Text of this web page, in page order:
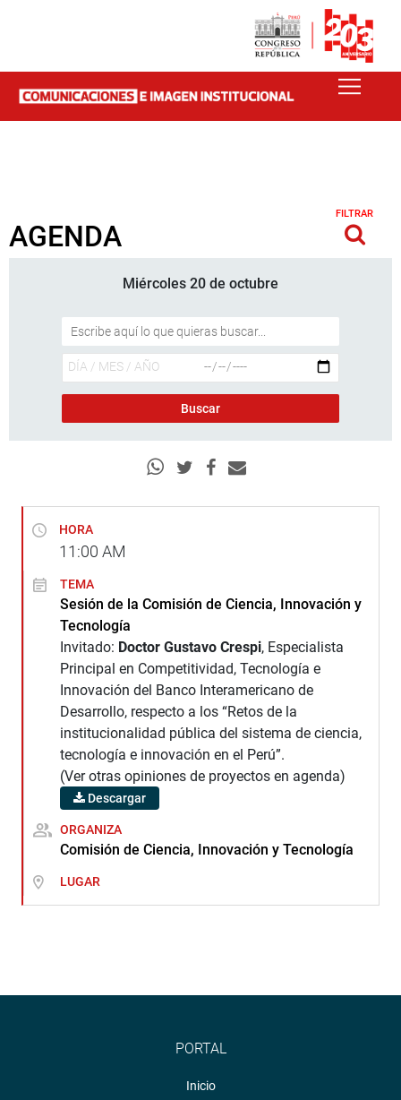
AGENDA
FILTRAR
Miércoles 20 de octubre
HORA
11:00 AM
TEMA
Sesión de la Comisión de Ciencia, Innovación y
Tecnología
Invitado: Doctor Gustavo Crespi, Especialista
Principal en Competitividad, Tecnología e
Innovación del Banco Interamericano de
Desarrollo, respecto a los “Retos de la
institucionalidad pública del sistema de ciencia,
tecnología e innovación en el Perú”.
(Ver otras opiniones de proyectos en agenda)
Descargar
ORGANIZA
Comisión de Ciencia, Innovación y Tecnología
LUGAR
PORTAL
Inicio